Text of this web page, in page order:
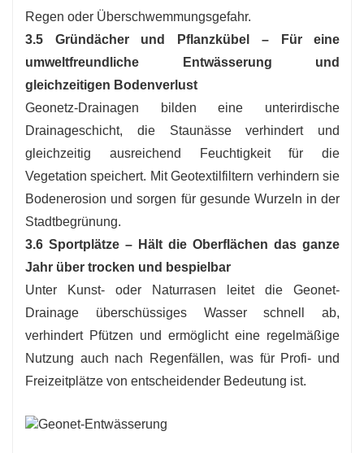
Regen oder Überschwemmungsgefahr.
3.5 Gründächer und Pflanzkübel – Für eine
umweltfreundliche Entwässerung und
gleichzeitigen Bodenverlust
Geonetz-Drainagen bilden eine unterirdische
Drainageschicht, die Staunässe verhindert und
gleichzeitig ausreichend Feuchtigkeit für die
Vegetation speichert. Mit Geotextilfiltern verhindern sie
Bodenerosion und sorgen für gesunde Wurzeln in der
Stadtbegrünung.
3.6 Sportplätze – Hält die Oberflächen das ganze
Jahr über trocken und bespielbar
Unter Kunst- oder Naturrasen leitet die Geonet-
Drainage überschüssiges Wasser schnell ab,
verhindert Pfützen und ermöglicht eine regelmäßige
Nutzung auch nach Regenfällen, was für Profi- und
Freizeitplätze von entscheidender Bedeutung ist.